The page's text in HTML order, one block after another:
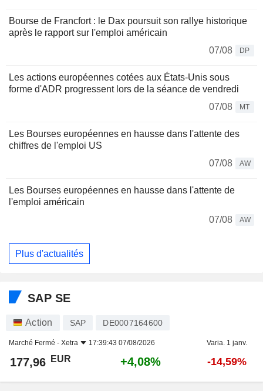
Bourse de Francfort : le Dax poursuit son rallye historique
après le rapport sur l'emploi américain
07/08
DP
Les actions européennes cotées aux États-Unis sous
forme d'ADR progressent lors de la séance de vendredi
07/08
MT
Les Bourses européennes en hausse dans l'attente des
chiffres de l'emploi US
07/08
AW
Les Bourses européennes en hausse dans l'attente de
l'emploi américain
07/08
AW
Plus d'actualités
SAP SE
Action SAP DE0007164600
Marché Fermé - Xetra 17:39:43 07/08/2026 Varia. 1 janv.
177,96 EUR +4,08% -14,59%